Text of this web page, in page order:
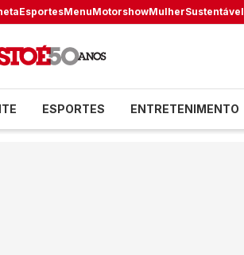
EsportesMenuMotorshowMulherSustentável
ESPORTES ENTRETENIMENTO